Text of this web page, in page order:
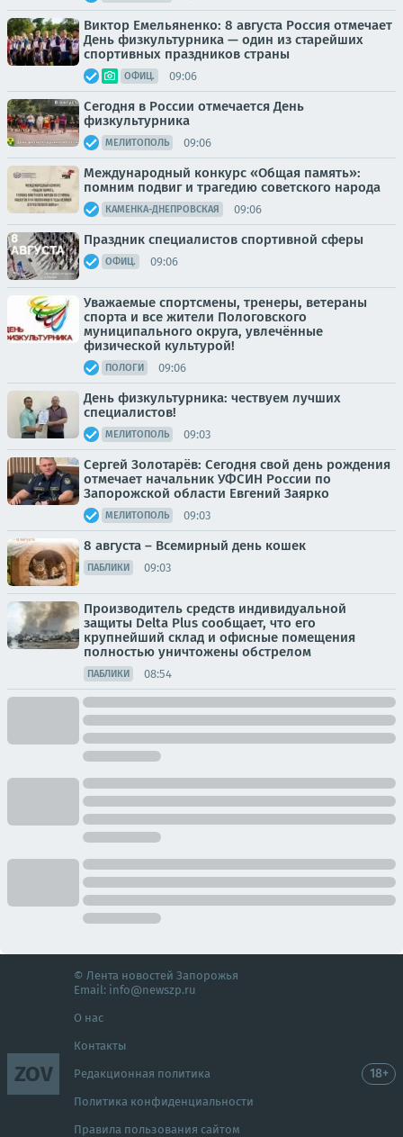
Виктор Емельяненко: 8 августа Россия отмечает
День физкультурника — один из старейших
спортивных праздников страны
ОФИЦ. 09:06
Сегодня в России отмечается День
физкультурника
МЕЛИТОПОЛЬ 09:06
Международный конкурс «Общая память»:
помним подвиг и трагедию советского народа
КАМЕНКА-ДНЕПРОВСКАЯ 09:06
Праздник специалистов спортивной сферы
ОФИЦ. 09:06
Уважаемые спортсмены, тренеры, ветераны
спорта и все жители Пологовского
муниципального округа, увлечённые
физической культурой!
ПОЛОГИ 09:06
День физкультурника: чествуем лучших
специалистов!
МЕЛИТОПОЛЬ 09:03
Сергей Золотарёв: Сегодня свой день рождения
отмечает начальник УФСИН России по
Запорожской области Евгений Заярко
МЕЛИТОПОЛЬ 09:03
8 августа – Всемирный день кошек
ПАБЛИКИ 09:03
Производитель средств индивидуальной
защиты Delta Plus сообщает, что его
крупнейший склад и офисные помещения
полностью уничтожены обстрелом
ПАБЛИКИ 08:54
ZOV
© Лента новостей Запорожья
Email: info@newszp.ru
О нас
Контакты
Редакционная политика
Политика конфиденциальности
Правила пользования сайтом
18+